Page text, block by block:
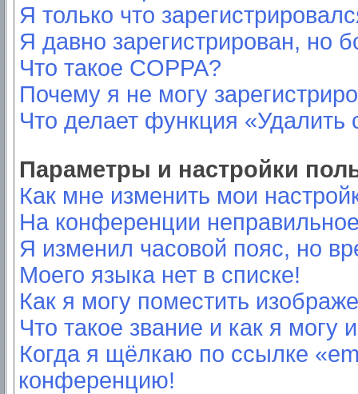
Я только что
Я давно зарегистрирован, но
Что такое COPPA?
Почему я не могу
Что делает функция
Параметры и настройки
Как мне изменить мои
На конференции
Я изменил часовой пояс, но
Моего языка нет в списке!
Как я могу поместить
Что такое звание и как я могу
Когда я щёлкаю по ссылке
конференцию!